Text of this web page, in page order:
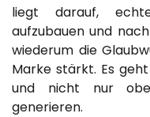
liegt darauf,
aufzubauen und
wiederum die
Marke stärkt. Es
und nicht nur
generieren.